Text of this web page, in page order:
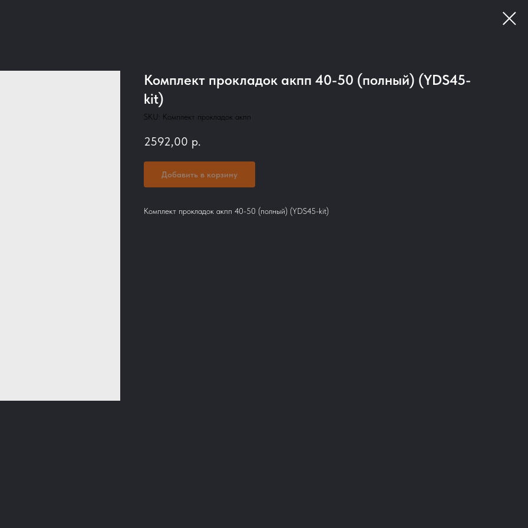
Комплект прокладок акпп 40-50 (полный) (YDS45-
kit)
SKU: Комплект прокладок акпп
2592,00 р.
Добавить в корзину
Комплект прокладок акпп 40-50 (полный) (YDS45-kit)